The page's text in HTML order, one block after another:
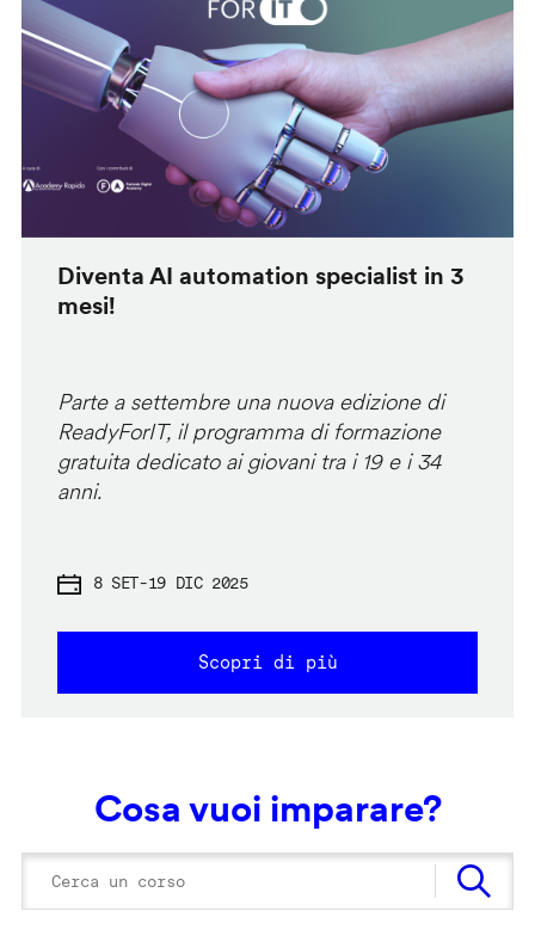
Diventa AI automation specialist in 3
mesi!
Parte a settembre una nuova edizione di
ReadyForIT, il programma di formazione
gratuita dedicato ai giovani tra i 19 e i 34
anni.
8 SET-19 DIC 2025
Scopri di più
Cosa vuoi imparare?